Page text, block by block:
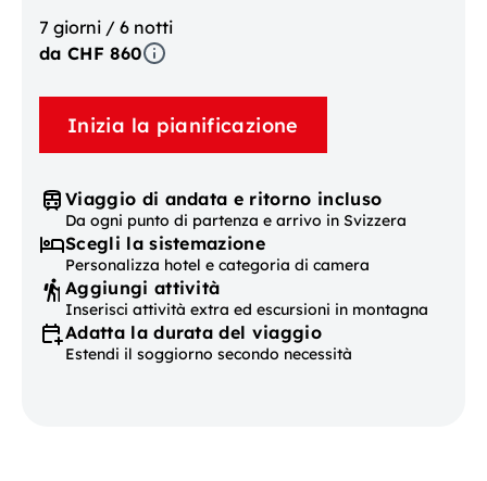
7 giorni / 6 notti
da CHF 860
Inizia la pianificazione
Viaggio di andata e ritorno incluso
Da ogni punto di partenza e arrivo in Svizzera
Scegli la sistemazione
Personalizza hotel e categoria di camera
Aggiungi attività
Inserisci attività extra ed escursioni in montagna
Adatta la durata del viaggio
Estendi il soggiorno secondo necessità